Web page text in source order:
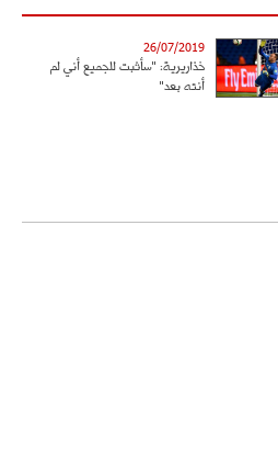
26/07/2019
خذاريرية: "سأثبت للجميع أني لم
أنته بعد"